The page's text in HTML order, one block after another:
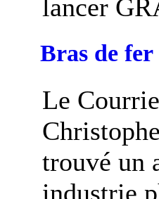
lancer
Bras de fer
Le
trouvé un
industrie